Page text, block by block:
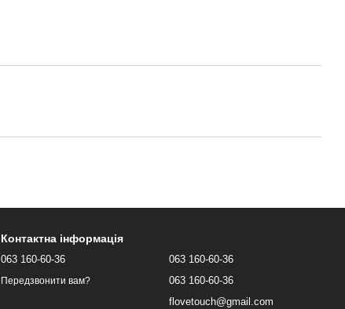
Контактна інформація
063 160-60-36
Передзвонити вам?
063 160-60-36
063 160-60-36
flovetouch@gmail.com